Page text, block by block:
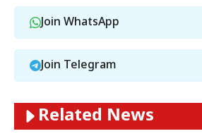
Join WhatsApp
Join Telegram
Related News